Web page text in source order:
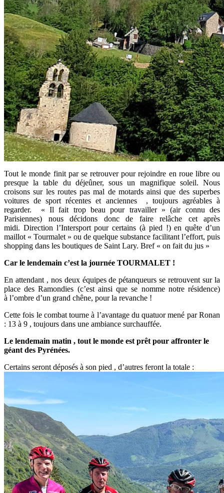
Tout le monde finit par se retrouver pour rejoindre en roue libre ou
presque la table du déjeûner, sous un magnifique soleil. Nous
croisons sur les routes pas mal de motards ainsi que des superbes
voitures de sport récentes et anciennes , toujours agréables à
regarder. « Il fait trop beau pour travailler » (air connu des
Parisiennes) nous décidons donc de faire relâche cet après
midi. Direction l’Intersport pour certains (à pied !) en quête d’un
maillot « Tourmalet » ou de quelque substance facilitant l’effort, puis
shopping dans les boutiques de Saint Lary. Bref « on fait du jus »
Car le lendemain c’est la journée TOURMALET !
En attendant , nos deux équipes de pétanqueurs se retrouvent sur la
place des Ramondies (c’est ainsi que se nomme notre résidence)
à l’ombre d’un grand chêne, pour la revanche !
Cette fois le combat tourne à l’avantage du quatuor mené par Ronan
: 13 à 9 , toujours dans une ambiance surchauffée.
Le lendemain matin , tout le monde est prêt pour affronter le
géant des Pyrénées.
Certains seront déposés à son pied , d’autres feront la totale :